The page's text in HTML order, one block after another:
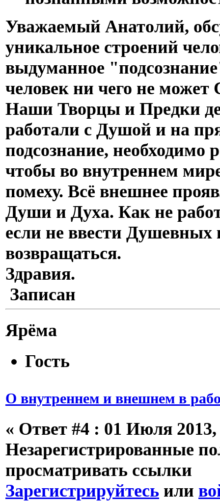
Уважаемый Анатолий,
уникальное строений
выдуманное
человек ни чего не
Наши Творцы и Предки
работали с Душой и на
подсознание, необходимо
чтобы во внутреннем
помеху. Всё внешнее
Души и Духа. Как не
если не ввести Душевных
возвращаться.
Здравия.
Записан
Ярёма
Гость
О внутреннем и внешнем в
« Ответ #4 : 01 Июля 2013,
Незарегистрированные
просматривать ссылки
Зарегистрируйтесь или